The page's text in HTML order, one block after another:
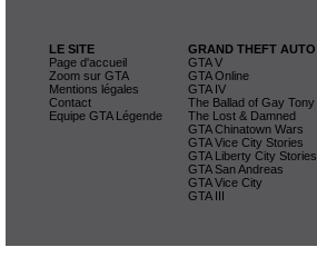
LE SITE
Page d'accueil
Zoom sur GTA
Mentions légales
Contact
Equipe GTA Légende
GRAND THEFT AUTO
GTA V
GTA Online
GTA IV
The Ballad of Gay Tony
The Lost & Damned
GTA Chinatown Wars
GTA Vice City Stories
GTA Liberty City Stories
GTA San Andreas
GTA Vice City
GTA III